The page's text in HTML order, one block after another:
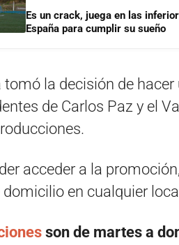
Es un crack, juega en las
España para cumplir su sueño
tomó la decisión de
de Carlos Paz y el
acceder a la
domicilio en cualquier
son de martes a